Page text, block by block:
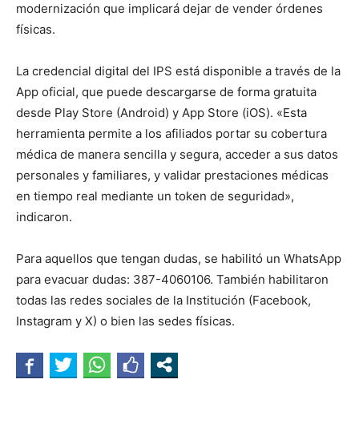
modernización que implicará dejar de vender órdenes
físicas.
La credencial digital del IPS está disponible a través de la
App oficial, que puede descargarse de forma gratuita
desde Play Store (Android) y App Store (iOS). «Esta
herramienta permite a los afiliados portar su cobertura
médica de manera sencilla y segura, acceder a sus datos
personales y familiares, y validar prestaciones médicas
en tiempo real mediante un token de seguridad»,
indicaron.
Para aquellos que tengan dudas, se habilitó un WhatsApp
para evacuar dudas: 387-4060106. También habilitaron
todas las redes sociales de la Institución (Facebook,
Instagram y X) o bien las sedes físicas.